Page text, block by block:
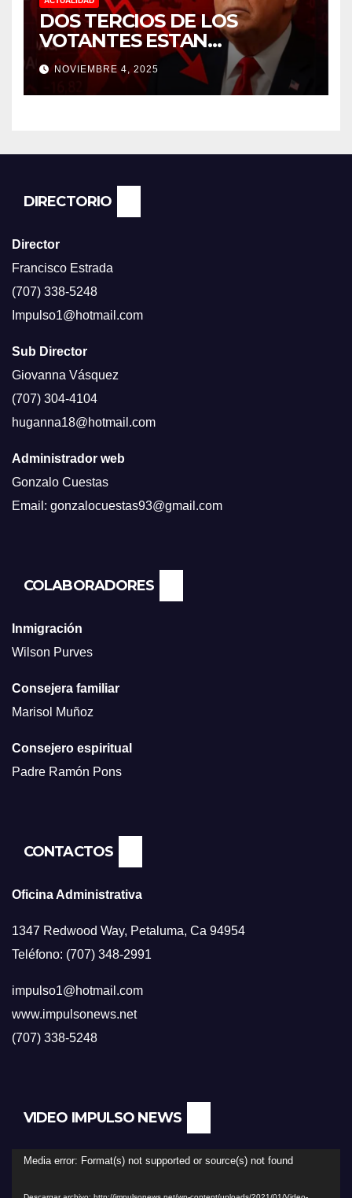
DOS TERCIOS DE LOS
VOTANTES ESTAN
FRUSTRADOS CON TRUMP
PORQUE EL COSTO DE VIDA
CADA DIA SUBE Y LA
NEWS.
NOVIEMBRE 4, 2025
DIRECTORIO
Director
Francisco Estrada
(707) 338-5248
Impulso1@hotmail.com
Sub Director
Giovanna Vásquez
(707) 304-4104
huganna18@hotmail.com
Administrador web
Gonzalo Cuestas
Email: gonzalocuestas93@gmail.com
COLABORADORES
Inmigración
Wilson Purves
Consejera familiar
Marisol Muñoz
Consejero espiritual
Padre Ramón Pons
CONTACTOS
Oficina Administrativa
1347 Redwood Way, Petaluma, Ca 94954
Teléfono: (707) 348-2991
impulso1@hotmail.com
www.impulsonews.net
(707) 338-5248
VIDEO IMPULSO NEWS
Reproductor
Media error: Format(s) not supported or source(s) not found